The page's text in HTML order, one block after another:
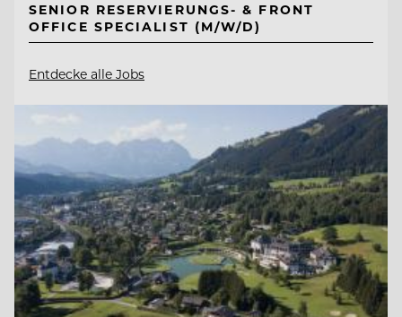
SENIOR RESERVIERUNGS- & FRONT
OFFICE SPECIALIST (M/W/D)
Entdecke alle Jobs